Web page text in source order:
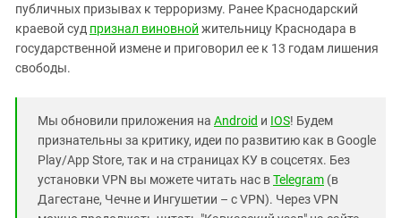
публичных призывах к терроризму. Ранее Краснодарский
краевой суд признал виновной жительницу Краснодара в
государственной измене и приговорил ее к 13 годам лишения
свободы.
Мы обновили приложения на Android и IOS! Будем
признательны за критику, идеи по развитию как в Google
Play/App Store, так и на страницах КУ в соцсетях. Без
установки VPN вы можете читать нас вTelegram (в
Дагестане, Чечне и Ингушетии – с VPN). Через VPN